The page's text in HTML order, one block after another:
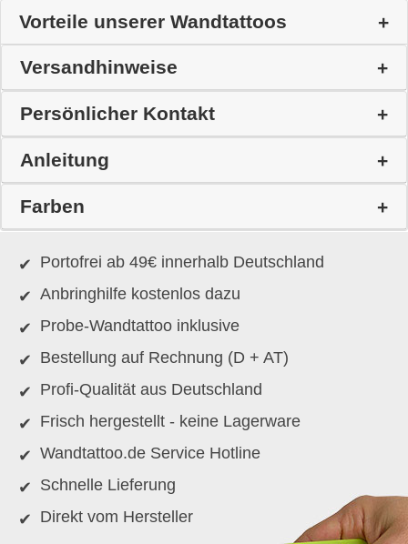
Vorteile unserer Wandtattoos
Versandhinweise
Persönlicher Kontakt
Anleitung
Farben
Portofrei ab 49€ innerhalb Deutschland
Anbringhilfe kostenlos dazu
Probe-Wandtattoo inklusive
Bestellung auf Rechnung (D + AT)
Profi-Qualität aus Deutschland
Frisch hergestellt - keine Lagerware
Wandtattoo.de Service Hotline
Schnelle Lieferung
Direkt vom Hersteller